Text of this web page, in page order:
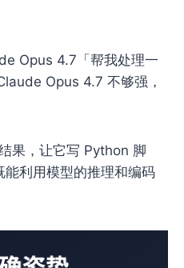
Opus 4.7「帮我处理一
Opus 4.7 不够强，
果，让它写 Python 脚
利用模型的推理和编码